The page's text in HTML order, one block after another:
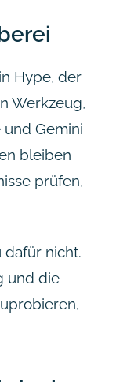
Hype, der
Werkzeug,
Gemini
bleiben
prüfen,
dafür nicht.
und die